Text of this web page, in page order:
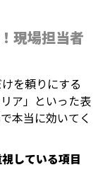
現場担当者
を頼りにする
ア」といった表
本当に効いてく
している項目